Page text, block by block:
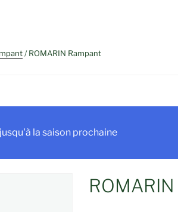
/ ROMARIN Rampant
la saison prochaine